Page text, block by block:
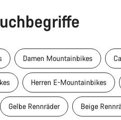
Damen Mountainbikes
Herren E-Mountainbikes
Gelbe Rennräder Beige